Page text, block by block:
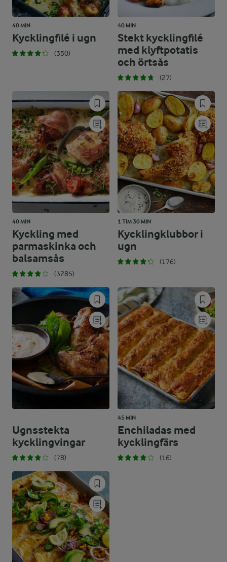
40 MIN
Kycklingfilé i ugn
(350)
40 MIN
Stekt kycklingfilé
med klyftpotatis
och örtsås
(27)
40 MIN
Kyckling med
parmaskinka och
balsamsås
(3285)
1 TIM 30 MIN
Kycklingklubbor i
ugn
(176)
Ugnsstekta
kycklingvingar
(78)
45 MIN
Enchiladas med
kycklingfärs
(16)